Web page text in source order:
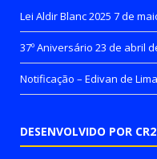
Lei Aldir Blanc 2025 7 de
37º Aniversário 23 de abril
Notificação – Edivan de
DESENVOLVIDO POR CR2